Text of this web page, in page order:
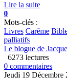
Lire la suite
0
Mots-clés :
Livres Carême
palliatifs
Le blogue de
6273 lectures
0 commentaires
Jeudi 19 Décembre